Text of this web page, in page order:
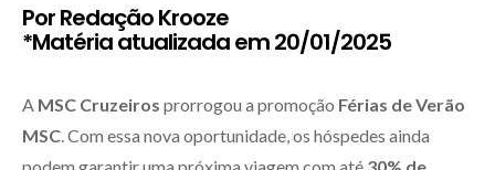
Por Redação Krooze
*Matéria atualizada em 20/01/2025
A MSC Cruzeiros prorrogou a promoção Férias de Verão
MSC . Com essa nova oportunidade, os hóspedes ainda
podem garantir uma próxima viagem com até 30% de